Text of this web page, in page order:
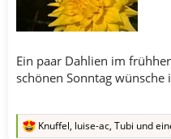
Ein paar Dahlien im
schönen Sonntag wünsche
R
Knuffel, luise-ac, Tubi und